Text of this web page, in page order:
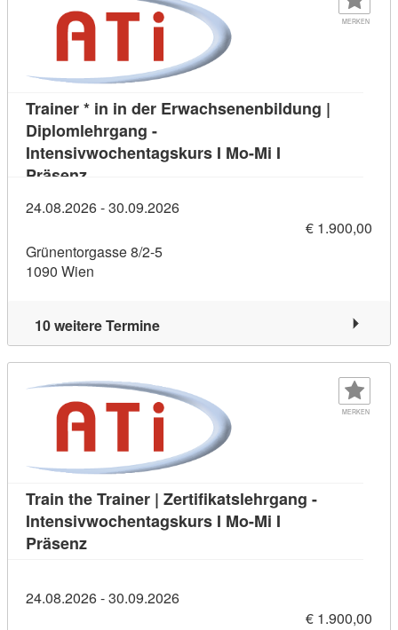
MERKEN
Trainer * in in der Erwachsenenbildung |
Diplomlehrgang -
Intensivwochentagskurs I Mo-Mi I
PräsenzKursdetail: Trainer * in in der
24.08.2026 - 30.09.2026
€ 1.900,00
Grünentorgasse 8/2-5
1090 Wien
10 weitere Termine
MERKEN
Train the Trainer | Zertifikatslehrgang -
Intensivwochentagskurs I Mo-Mi I
PräsenzKursdetail: Train the Trainer |
24.08.2026 - 30.09.2026
€ 1.900,00